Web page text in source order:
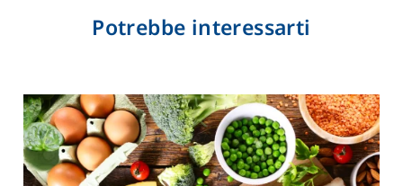
Potrebbe interessarti